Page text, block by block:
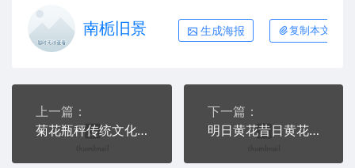
南栀旧景 生成海报 复制本文链接
上一篇：
菊花瓶秤传统文化四字成语PLT格式激光打标文件通用矢量图
下一篇：
明日黄花昔日黄花已成土又见新花笑今朝PLT格式激光打标文件通用矢量图